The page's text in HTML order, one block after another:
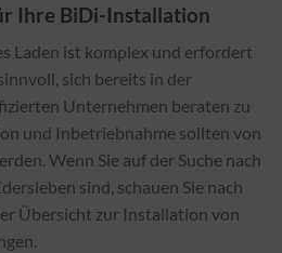
Ihre BiDi-Installation
Laden ist komplex und erfordert
sich bereits in der
Unternehmen beraten zu
und Inbetriebnahme sollten von
Wenn Sie auf der Suche nach
sind, schauen Sie nach
Übersicht zur Installation von